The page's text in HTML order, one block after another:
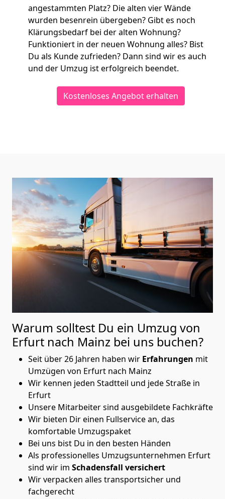
angestammten Platz? Die alten vier Wände
wurden besenrein übergeben? Gibt es noch
Klärungsbedarf bei der alten Wohnung?
Funktioniert in der neuen Wohnung alles? Bist
Du als Kunde zufrieden? Dann sind wir es auch
und der Umzug ist erfolgreich beendet.
Kostenloses Angebot erhalten
Warum solltest Du ein Umzug von
Erfurt nach Mainz bei uns buchen?
Seit über 26 Jahren haben wir Erfahrungen mit
Umzügen von Erfurt nach Mainz
Wir kennen jeden Stadtteil und jede Straße in
Erfurt
Unsere Mitarbeiter sind ausgebildete Fachkräfte
Wir bieten Dir einen Fullservice an, das
komfortable Umzugspaket
Bei uns bist Du in den besten Händen
Als professionelles Umzugsunternehmen Erfurt
sind wir im Schadensfall versichert
Wir verpacken alles transportsicher und
fachgerecht